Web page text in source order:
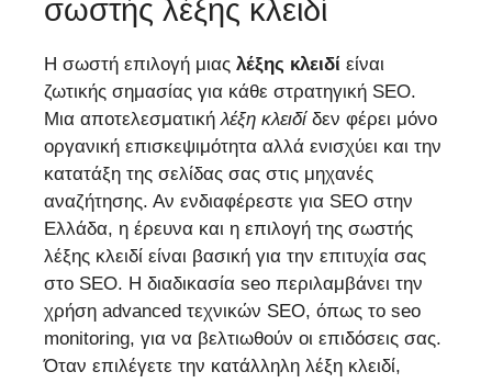
σωστής λέξης κλειδί
Η σωστή επιλογή μιας λέξης κλειδί είναι
ζωτικής σημασίας για κάθε στρατηγική SEO.
Μια αποτελεσματική λέξη κλειδίδεν φέρει μόνο
οργανική επισκεψιμότητα αλλά ενισχύει και την
κατατάξη της σελίδας σας στις μηχανές
αναζήτησης. Αν ενδιαφέρεστε για SEO στην
Ελλάδα, η έρευνα και η επιλογή της σωστής
λέξης κλειδί είναι βασική για την επιτυχία σας
στο SEO. Η διαδικασία seo περιλαμβάνει την
χρήση advanced τεχνικών SEO, όπως το seo
monitoring, για να βελτιωθούν οι επιδόσεις σας.
Όταν επιλέγετε την κατάλληλη λέξη κλειδί,